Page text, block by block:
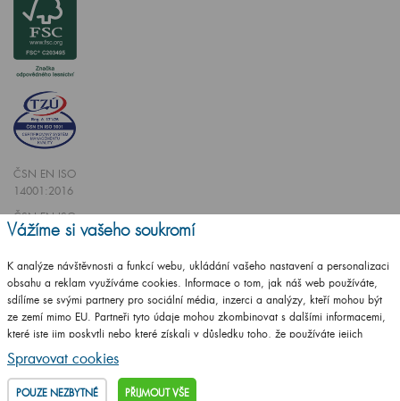
ČSN EN ISO
14001:2016
ČSN EN ISO
9001:2016
Vytvořilo studioCZECHGROUP.cz
© 2009 - 2025 Koupelnový nábytek Dřevojas v. d.,
Vážíme si vašeho soukromí
K analýze návštěvnosti a funkcí webu, ukládání vašeho nastavení a personalizaci
obsahu a reklam využíváme cookies. Informace o tom, jak náš web používáte,
sdílíme se svými partnery pro sociální média, inzerci a analýzy, kteří mohou být
ze zemí mimo EU. Partneři tyto údaje mohou zkombinovat s dalšími informacemi,
které jste jim poskytli nebo které získali v důsledku toho, že používáte jejich
služby.
Podrobné informace
Spravovat cookies
POUZE NEZBYTNÉ PŘIJMOUT VŠE